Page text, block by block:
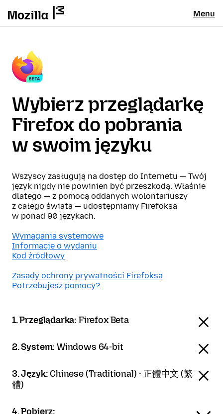
Menu
Wybierz przeglądarkę
Firefox do pobrania
w swoim języku
Wszyscy zasługują na dostęp do Internetu — Twój
język nigdy nie powinien być przeszkodą. Właśnie
dlatego — z pomocą oddanych wolontariuszy
z całego świata — udostępniamy Firefoksa
w ponad 90 językach.
Wymagania systemowe
Informacje o wydaniu
Kod źródłowy
Zasady ochrony prywatności Firefoksa
Potrzebujesz pomocy?
1. Przeglądarka: Firefox Beta
2. System:Windows 64-bit
3. Język: Chinese (Traditional) - 正體中文 (繁
體)
4. Pobierz: